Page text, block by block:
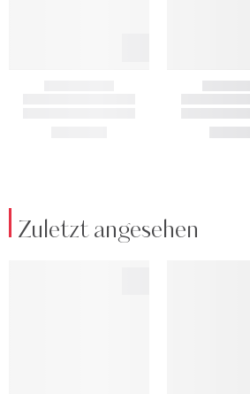
Zuletzt angesehen